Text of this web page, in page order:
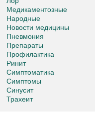
Медикаментозные
Народные
Новости медицины
Пневмония
Препараты
Профилактика
Ринит
Симптоматика
Симптомы
Синусит
Трахеит